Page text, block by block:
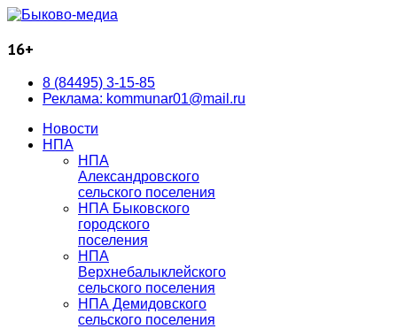
16+
8 (84495) 3-15-85
Реклама: kommunar01@mail.ru
Новости
НПА
НПА
Александровского
сельского поселения
НПА Быковского
городского
поселения
НПА
Верхнебалыклейского
сельского поселения
НПА Демидовского
сельского поселения